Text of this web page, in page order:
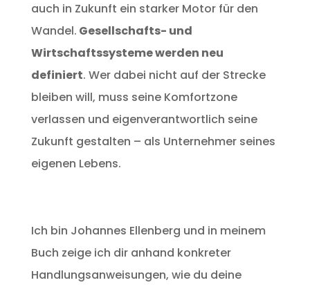
auch in Zukunft ein starker Motor für den
Wandel. Gesellschafts- und
Wirtschaftssysteme werden neu
definiert. Wer dabei nicht auf der Strecke
bleiben will, muss seine Komfortzone
verlassen und eigenverantwortlich seine
Zukunft gestalten – als Unternehmer seines
eigenen Lebens.
Ich bin Johannes Ellenberg und in meinem
Buch zeige ich dir anhand konkreter
Handlungsanweisungen, wie du deine